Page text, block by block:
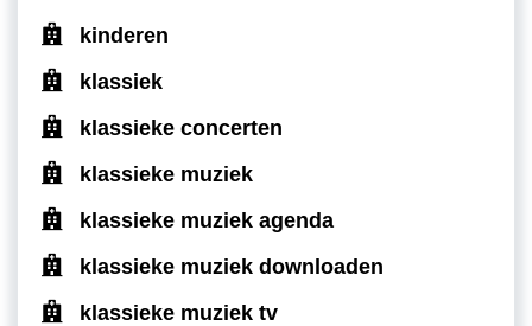
kinderen
klassiek
klassieke concerten
klassieke muziek
klassieke muziek agenda
klassieke muziek downloaden
klassieke muziek tv